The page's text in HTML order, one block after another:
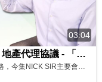
03:04
地產牌考試備戰攻略 EP16 訂明表格 地產代理協議 - 「表格3」至「表格6」
上集集中同大家講咗物業資料表格及出租資料表格，今集NICK SIR主要會講地產代理協議 -「表格3」至「表格6」，究竟幾時要用到邊份地產代理協議？簽漏咗隨時令荷包有損失？一齊聽下NICK SIR點講啦！ 想了解更多？立即上中原訓練學院: http://www.cti-edu.com 熱線:35963748